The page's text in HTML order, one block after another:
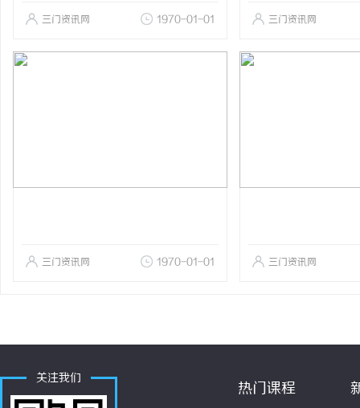
三门资讯网 1970-01-01 三门资讯网
三门资讯网 1970-01-01 三门资讯网
关注我们
热门课程